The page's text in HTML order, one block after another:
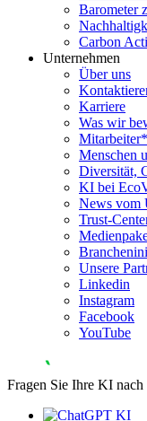
Barometer
Carbon
Unternehmen
Über uns
Karriere
Was wir
Menschen
Diversität,
KI bei
News vom
Trust-
Unsere
Linkedin
Instagram
Facebook
YouTube
Fragen Sie Ihre KI nach